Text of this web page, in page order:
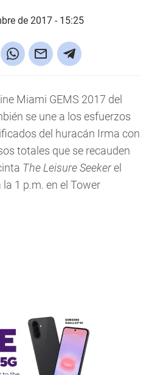
de 2017 - 15:25
Miami GEMS 2017 del
se une a los esfuerzos
del huracán Irma con
totales que se recauden
The Leisure Seekerel
1 p.m. en el Tower